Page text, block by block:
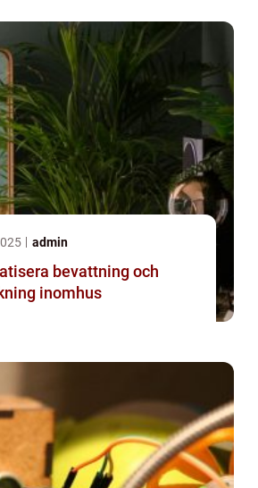
admin
bevattning och
inomhus